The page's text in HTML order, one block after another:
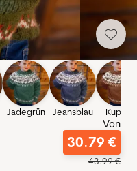
Jadegrün Jeansblau Kupfer
Von
30.79 €
43.99€